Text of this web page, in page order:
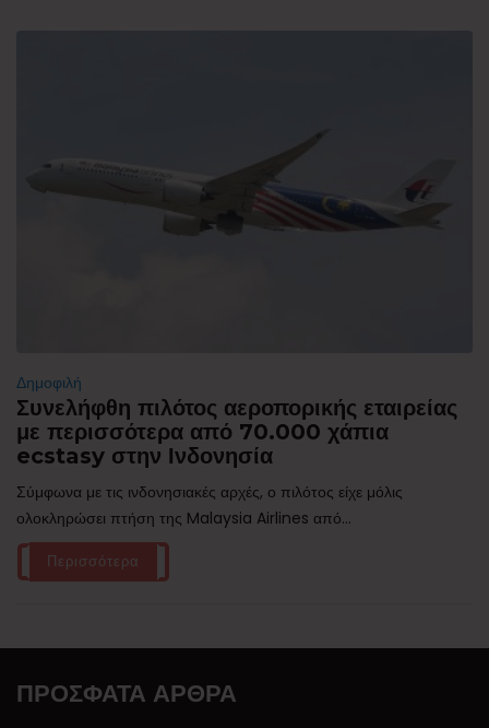
Δημοφιλή
Συνελήφθη πιλότος αεροπορικής εταιρείας
με περισσότερα από 70.000 χάπια
ecstasy στην Ινδονησία
Σύμφωνα με τις ινδονησιακές αρχές, ο πιλότος είχε μόλις
ολοκληρώσει πτήση της Malaysia Airlines από...
Περισσότερα
ΠΡΌΣΦΑΤΑ ΆΡΘΡΑ